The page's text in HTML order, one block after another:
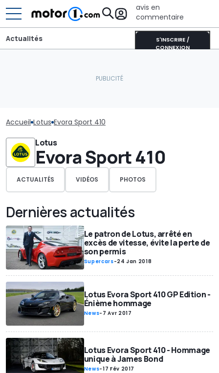
avis en
commentaire
S'INSCRIRE /
CONNEXION
Actualités
Accueil Lotus Evora Sport 410
Lotus
Evora Sport 410
ACTUALITÉS VIDÉOS PHOTOS
Dernières actualités
Le patron de Lotus, arrêté en
excès de vitesse, évite la perte de
son permis
Supercars-24 Jan 2018
Lotus Evora Sport 410 GP Edition -
Énième hommage
News- 7 Avr 2017
Lotus Evora Sport 410 - Hommage
unique à James Bond
News-17 Fév 2017